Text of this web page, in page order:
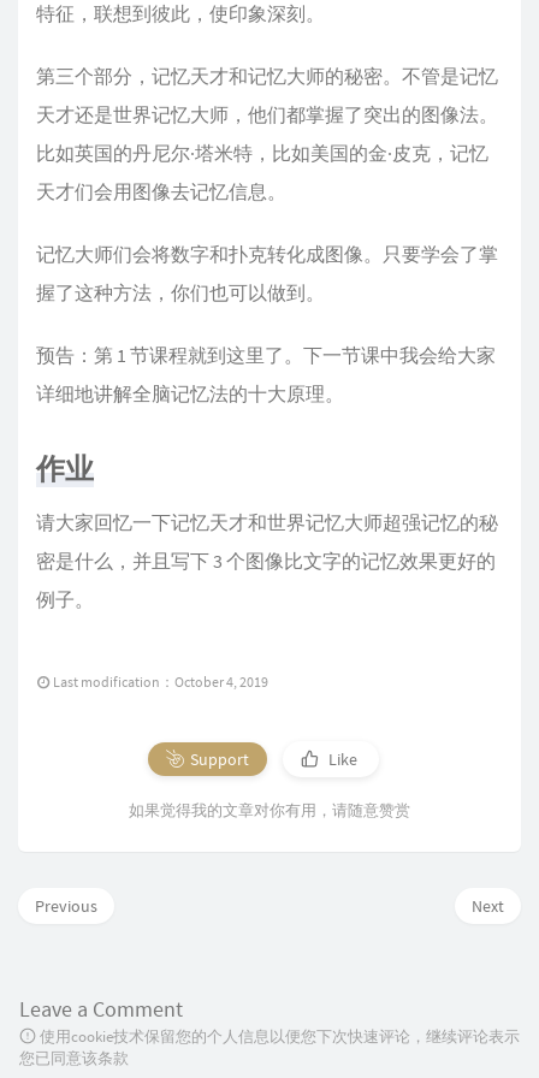
特征，联想到彼此，使印象深刻。
第三个部分，记忆天才和记忆大师的秘密。不管是记忆
天才还是世界记忆大师，他们都掌握了突出的图像法。
比如英国的丹尼尔·塔米特，比如美国的金·皮克，记忆
天才们会用图像去记忆信息。
记忆大师们会将数字和扑克转化成图像。只要学会了掌
握了这种方法，你们也可以做到。
预告：第 1 节课程就到这里了。下一节课中我会给大家
详细地讲解全脑记忆法的十大原理。
作业
请大家回忆一下记忆天才和世界记忆大师超强记忆的秘
密是什么，并且写下 3 个图像比文字的记忆效果更好的
例子。
Last modification：October 4, 2019
Support Like
如果觉得我的文章对你有用，请随意赞赏
Next
Previous
Leave a Comment
使用cookie技术保留您的个人信息以便您下次快速评论，继续评论表示
您已同意该条款